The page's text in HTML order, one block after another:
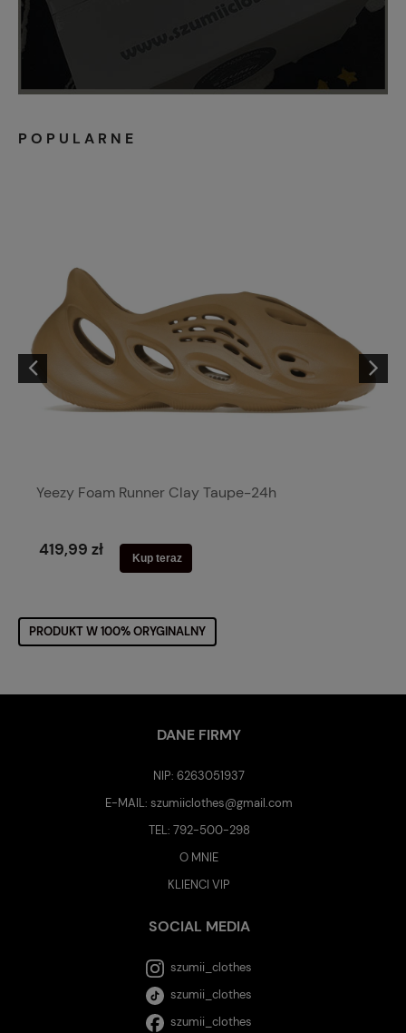
POPULARNE
Yeezy Foam Runner Clay Taupe-24h
419,99 zł Kup teraz
PRODUKT W 100% ORYGINALNY
DANE FIRMY
NIP: 6263051937
E-MAIL:szumiiclothes@gmail.com
TEL: 792-500-298
O MNIE
KLIENCI VIP
SOCIAL MEDIA
szumii_clothes
szumii_clothes
szumii_clothes